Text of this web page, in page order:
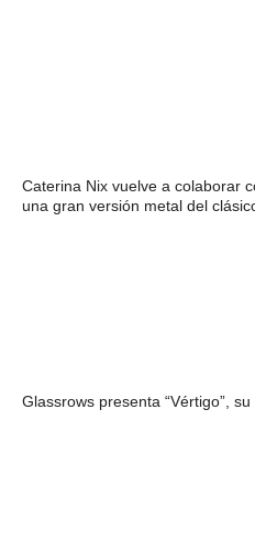
Caterina Nix vuelve a colaborar
una gran versión metal del
Glassrows presenta “Vértigo”,